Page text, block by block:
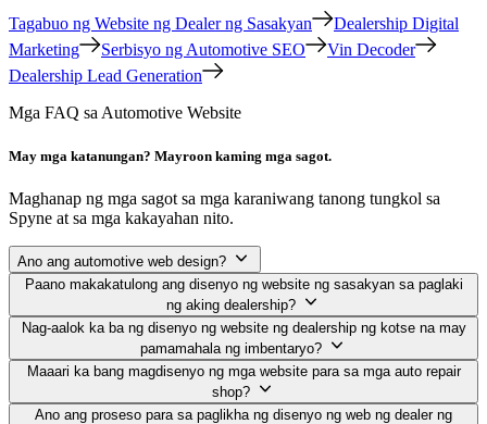
Tagabuo ng Website ng Dealer ng Sasakyan
Dealership Digital
Marketing
Serbisyo ng Automotive SEO
Vin Decoder
Dealership Lead Generation
Mga FAQ sa Automotive Website
May mga katanungan? Mayroon kaming mga sagot.
Maghanap ng mga sagot sa mga karaniwang tanong tungkol sa
Spyne at sa mga kakayahan nito.
Ano ang automotive web design?
Paano makakatulong ang disenyo ng website ng sasakyan sa paglaki
ng aking dealership?
Nag-aalok ka ba ng disenyo ng website ng dealership ng kotse na may
pamamahala ng imbentaryo?
Maaari ka bang magdisenyo ng mga website para sa mga auto repair
shop?
Ano ang proseso para sa paglikha ng disenyo ng web ng dealer ng